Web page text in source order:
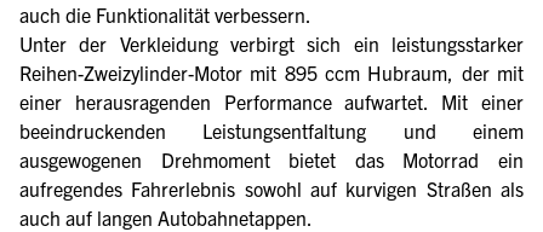
auch die Funktionalität verbessern.
Unter der Verkleidung verbirgt sich ein leistungsstarker
Reihen-Zweizylinder-Motor mit 895 ccm Hubraum, der mit
einer herausragenden Performance aufwartet. Mit einer
beeindruckenden Leistungsentfaltung und einem
ausgewogenen Drehmoment bietet das Motorrad ein
aufregendes Fahrerlebnis sowohl auf kurvigen Straßen als
auch auf langen Autobahnetappen.